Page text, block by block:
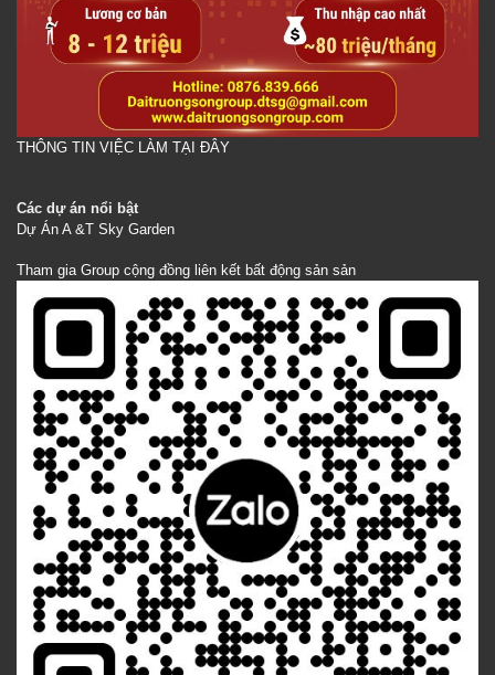
THÔNG TIN VIỆC LÀM TẠI ĐÂY
Các dự án nổi bật
Dự Án A &T Sky Garden
Tham gia Group cộng đồng liên kết bất động sản sản